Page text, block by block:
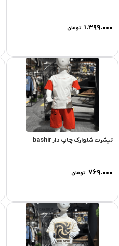
۱.۳۹۹.۰۰۰ تومان
تیشرت شلوارک چاپ دار bashir
۷۶۹.۰۰۰ تومان